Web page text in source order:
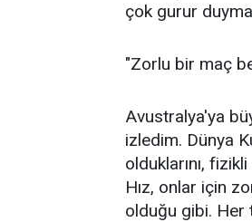
çok gurur
"Zorlu bir maç
Avustralya'ya
izledim. Dünya
olduklarını,
Hız, onlar için
olduğu gibi. Her